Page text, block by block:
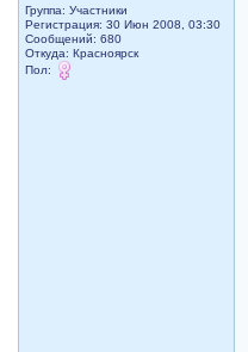
Группа: Участники
Регистрация: 30 Июн 2008, 03:30
Сообщений: 680
Откуда: Красноярск
Пол: